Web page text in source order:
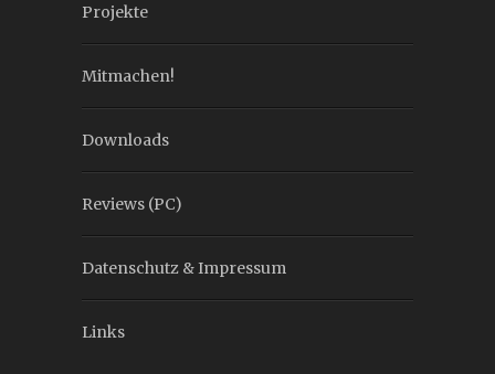
Projekte
Mitmachen!
Downloads
Reviews (PC)
Datenschutz & Impressum
Links